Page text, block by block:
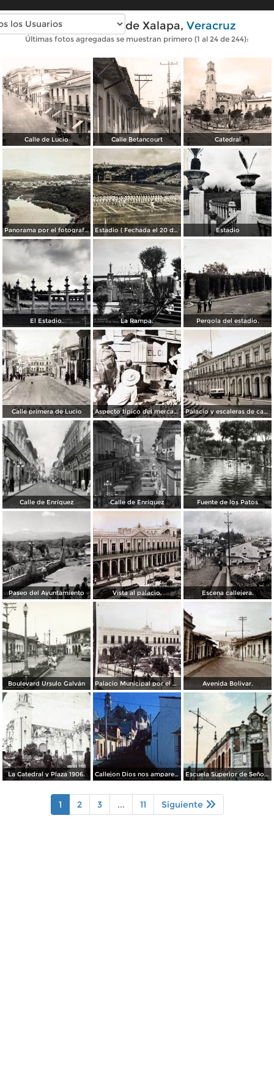
Fotos antiguas de Xalapa, Veracruz
Últimas fotos agregadas se muestran primero (1 al 24 de 244):
Calle de Lucio Calle Betancourt Catedral
Panorama por el fotografo R M Mateos. ( Circulada el 27 de Septiembre de 1936 ). Estadio ( Fechada el 20 de Septiembre de 1928 ). Estadio
El Estadio. La Rampa. Pergola del estadio.
Calle primera de Lucio Aspecto tipico del mercado ( Circulada el 24 de Junio de 1940 ). Palacio y escaleras de catedral.
Calle de Enríquez Calle de Enríquez Fuente de los Patos
Paseo del Ayuntamiento Vista al palacio. Escena callejera.
Boulevard Úrsulo Galván Palacio Municipal por el Fotógrafo Abel Briquet. Avenida Bolivar.
La Catedral y Plaza 1906. Callejon Dios nos ampare Xalapa Ver. 1963 Escuela Superior de Señoritas
1 2 3 ... 11 Siguiente